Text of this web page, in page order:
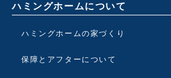
ハミングホームについて
ハミングホームの家づくり
保障とアフターについて